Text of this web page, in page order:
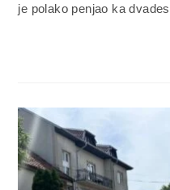
je polako penjao ka